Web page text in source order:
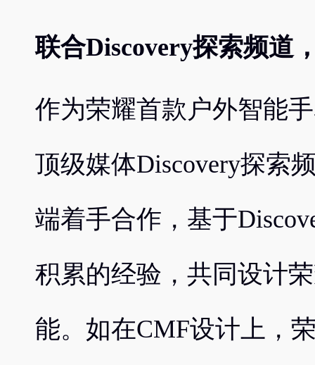
联合Discovery探索频道
作为荣耀首款户外智能
顶级媒体Discovery探索
端着手合作，基于
积累的经验，共同设计
能。如在CMF设计上，